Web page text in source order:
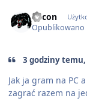
Recon
Opublikowano
3 godziny
Jak ja gram na PC
zagrać razem na